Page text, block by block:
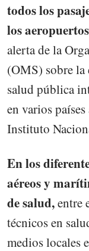
todos los
los
alerta de la
(OMS) sobre la
salud pública
en varios
Instituto
En los
aéreos y
de salud,entre
técnicos en
medios locales